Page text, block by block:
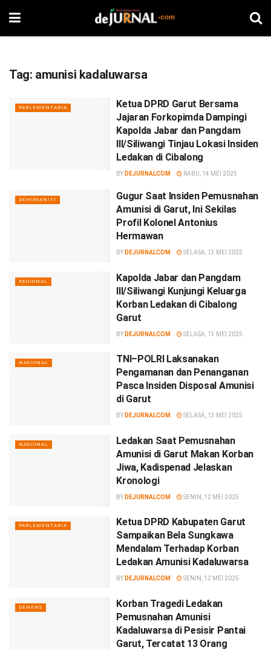
Tag: amunisi kadaluwarsa
PARLEMENTARIA
Ketua DPRD Garut Bersama
Jajaran Forkopimda Dampingi
Kapolda Jabar dan Pangdam
III/Siliwangi Tinjau Lokasi Insiden
Ledakan di Cibalong
BY DEJURNALCOM RABU, 14 MEI 2025
DEHUMANITI
Gugur Saat Insiden Pemusnahan
Amunisi di Garut, Ini Sekilas
Profil Kolonel Antonius
Hermawan
BY DEJURNALCOM SELASA, 13 MEI 2025
REGIONAL
Kapolda Jabar dan Pangdam
III/Siliwangi Kunjungi Keluarga
Korban Ledakan di Cibalong
Garut
BY DEJURNALCOM SELASA, 13 MEI 2025
NASIONAL
TNI–POLRI Laksanakan
Pengamanan dan Penanganan
Pasca Insiden Disposal Amunisi
di Garut
BY DEJURNALCOM SELASA, 13 MEI 2025
NASIONAL
Ledakan Saat Pemusnahan
Amunisi di Garut Makan Korban
Jiwa, Kadispenad Jelaskan
Kronologi
BY DEJURNALCOM SENIN, 12 MEI 2025
PARLEMENTARIA
Ketua DPRD Kabupaten Garut
Sampaikan Bela Sungkawa
Mendalam Terhadap Korban
Ledakan Amunisi Kadaluwarsa
BY DEJURNALCOM SENIN, 12 MEI 2025
DENEWS
Korban Tragedi Ledakan
Pemusnahan Amunisi
Kadaluwarsa di Pesisir Pantai
Garut, Tercatat 13 Orang